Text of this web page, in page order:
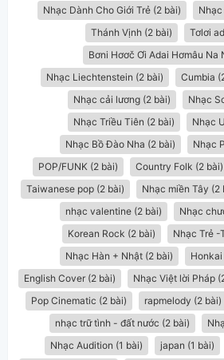
Nhạc Dành Cho Giới Trẻ (2 bài)
Thánh Vịnh (2 bài)
Tơlơi
Bơni Hơơč Ơi Adai Hơmâu Na
Nhạc Liechtenstein (2 bài)
Cumbia
Nhạc cải lương (2 bài)
Nhạc
Nhạc Triều Tiên (2 bài)
Nhạc
Nhạc Bồ Đào Nha (2 bài)
Nhạc
POP/FUNK (2 bài)
Country Folk (2 bài)
Taiwanese pop (2 bài)
Nhạc miền Tây (2
nhạc valentine (2 bài)
Nhạc
Korean Rock (2 bài)
Nhạc Trẻ -
Nhạc Hàn + Nhật (2 bài)
Honkai
English Cover (2 bài)
Nhạc Việt lời Pháp
Pop Cinematic (2 bài)
rapmelody (2 bài)
nhạc trữ tình - đất nước (2 bài)
Nhạc Audition (1 bài)
japan (1 bài)